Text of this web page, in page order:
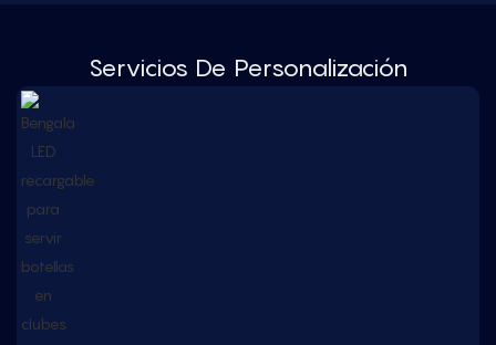
Servicios De Personalización